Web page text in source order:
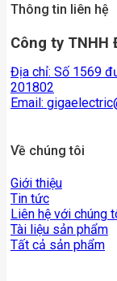
Thông tin liên hệ
Công ty TNHH
Địa chỉ: Số 1569
201802
Email:
Về chúng tôi
Giới thiệu
Tin tức
Liên hệ với chúng
Tài liệu sản phẩm
Tất cả sản phẩm